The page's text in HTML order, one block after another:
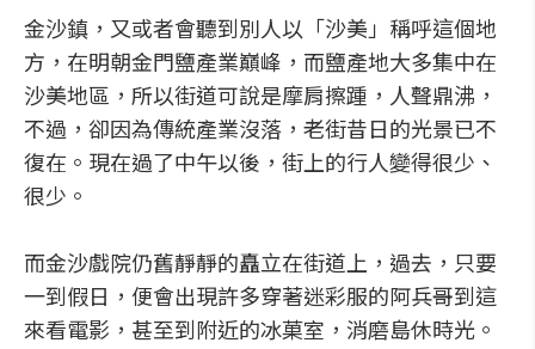
金沙鎮，又或者會聽到別人以「沙美」稱呼這個地
方，在明朝金門鹽產業巔峰，而鹽產地大多集中在
沙美地區，所以街道可說是摩肩擦踵，人聲鼎沸，
不過，卻因為傳統產業沒落，老街昔日的光景已不
復在。現在過了中午以後，街上的行人變得很少、
很少。
而金沙戲院仍舊靜靜的矗立在街道上，過去，只要
一到假日，便會出現許多穿著迷彩服的阿兵哥到這
來看電影，甚至到附近的冰菓室，消磨島休時光。